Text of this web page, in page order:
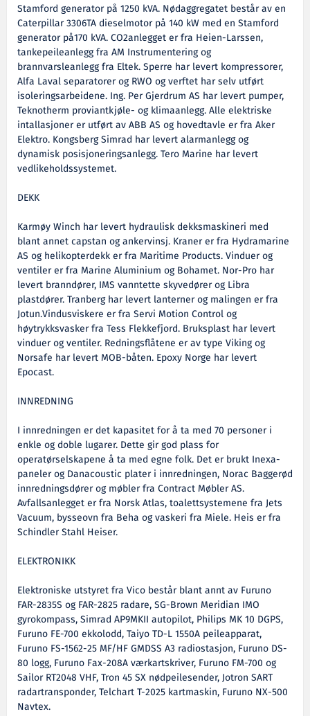
Stamford generator på 1250 kVA. Nødaggregatet består av en
Caterpillar 3306TA dieselmotor på 140 kW med en Stamford
generator på170 kVA. CO2anlegget er fra Heien-Larssen,
tankepeileanlegg fra AM Instrumentering og
brannvarsleanlegg fra Eltek. Sperre har levert kompressorer,
Alfa Laval separatorer og RWO og verftet har selv utført
isoleringsarbeidene. Ing. Per Gjerdrum AS har levert pumper,
Teknotherm proviantkjøle- og klimaanlegg. Alle elektriske
intallasjoner er utført av ABB AS og hovedtavle er fra Aker
Elektro. Kongsberg Simrad har levert alarmanlegg og
dynamisk posisjoneringsanlegg. Tero Marine har levert
vedlikeholdssystemet.
DEKK
Karmøy Winch har levert hydraulisk dekksmaskineri med
blant annet capstan og ankervinsj. Kraner er fra Hydramarine
AS og helikopterdekk er fra Maritime Products. Vinduer og
ventiler er fra Marine Aluminium og Bohamet. Nor-Pro har
levert branndører, IMS vanntette skyvedører og Libra
plastdører. Tranberg har levert lanterner og malingen er fra
Jotun.Vindusviskere er fra Servi Motion Control og
høytrykksvasker fra Tess Flekkefjord. Bruksplast har levert
vinduer og ventiler. Redningsflåtene er av type Viking og
Norsafe har levert MOB-båten. Epoxy Norge har levert
Epocast.
INNREDNING
I innredningen er det kapasitet for å ta med 70 personer i
enkle og doble lugarer. Dette gir god plass for
operatørselskapene å ta med egne folk. Det er brukt Inexa-
paneler og Danacoustic plater i innredningen, Norac Baggerød
innredningsdører og møbler fra Contract Møbler AS.
Avfallsanlegget er fra Norsk Atlas, toalettsystemene fra Jets
Vacuum, bysseovn fra Beha og vaskeri fra Miele. Heis er fra
Schindler Stahl Heiser.
ELEKTRONIKK
Elektroniske utstyret fra Vico består blant annt av Furuno
FAR-2835S og FAR-2825 radare, SG-Brown Meridian IMO
gyrokompass, Simrad AP9MKII autopilot, Philips MK 10 DGPS,
Furuno FE-700 ekkolodd, Taiyo TD-L 1550A peileapparat,
Furuno FS-1562-25 MF/HF GMDSS A3 radiostasjon, Furuno DS-
80 logg, Furuno Fax-208A værkartskriver, Furuno FM-700 og
Sailor RT2048 VHF, Tron 45 SX nødpeilesender, Jotron SART
radartransponder, Telchart T-2025 kartmaskin, Furuno NX-500
Navtex.